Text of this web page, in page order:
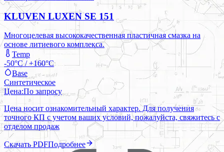
KLUVEN LUXEN SE 151
Многоцелевая высококачественная пластичная смазка на
основе литиевого комплекса.
Temp
-50°C / +160°C
Base
Синтетическое
Цена:По запросу
Цена носит ознакомительный характер. Для получения
точного КП с учетом ваших условий, пожалуйста, свяжитесь с
отделом продаж
Скачать PDFПодробнее